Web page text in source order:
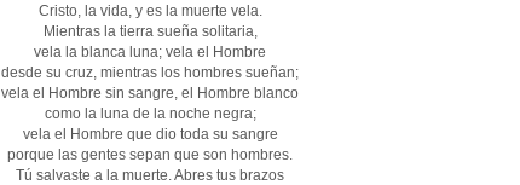
Cristo, la vida, y es la muerte vela.
Mientras la tierra sueña solitaria,
vela la blanca luna; vela el Hombre
desde su cruz, mientras los hombres sueñan;
vela el Hombre sin sangre, el Hombre blanco
como la luna de la noche negra;
vela el Hombre que dio toda su sangre
porque las gentes sepan que son hombres.
Tú salvaste a la muerte. Abres tus brazos